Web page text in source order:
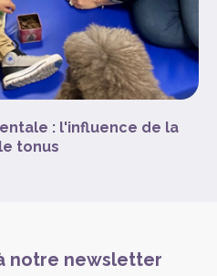
: l'influence de la
tonus
notre newsletter